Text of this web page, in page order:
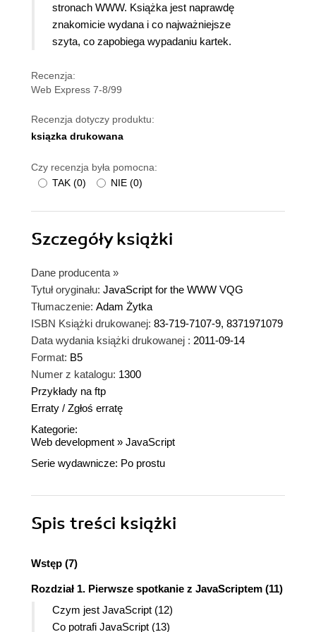
stronach WWW. Książka jest naprawdę
znakomicie wydana i co najważniejsze
szyta, co zapobiega wypadaniu kartek.
Recenzja:
Web Express 7-8/99
Recenzja dotyczy produktu:
ksiązka drukowana
Czy recenzja była pomocna:
TAK (0) NIE (0)
Szczegółyksiążki
Dane producenta »
Tytuł oryginału: JavaScript for the WWW VQG
Tłumaczenie: Adam Żytka
ISBN Książki drukowanej: 83-719-7107-9, 8371971079
Data wydania książki drukowanej : 2011-09-14
Format: B5
Numer z katalogu: 1300
Przykłady na ftp
Erraty / Zgłoś erratę
Kategorie:
Web development » JavaScript
Serie wydawnicze: Po prostu
Spis treści książki
Wstęp (7)
Rozdział 1. Pierwsze spotkanie z JavaScriptem (11)
Czym jest JavaScript (12)
Co potrafi JavaScript (13)